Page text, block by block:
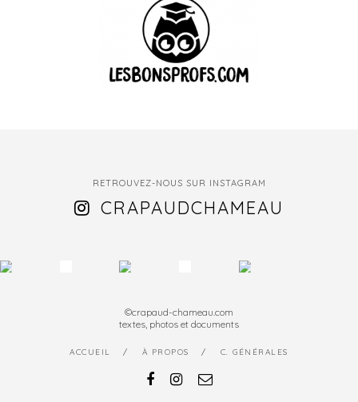
RETROUVEZ-NOUS SUR INSTAGRAM
CRAPAUDCHAMEAU
©crapaud-chameau.com
textes, photos et documents
ACCUEIL À PROPOS C. GÉNÉRALES